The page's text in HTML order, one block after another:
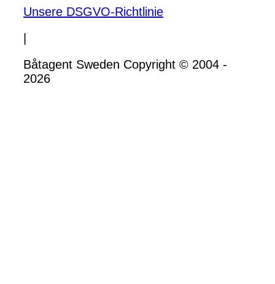
Unsere DSGVO-Richtlinie
Båtagent Sweden Copyright © 2004 -
2026